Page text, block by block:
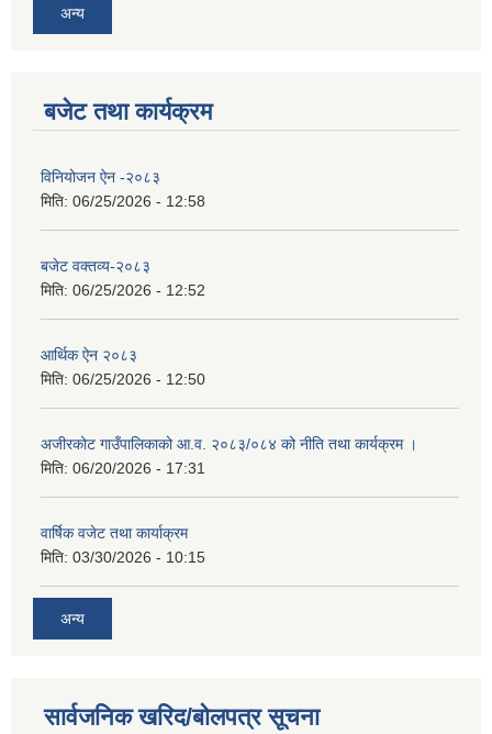
अन्य
बजेट तथा कार्यक्रम
विनियोजन ऐन -२०८३
मिति: 06/25/2026 - 12:58
बजेट वक्तव्य-२०८३
मिति: 06/25/2026 - 12:52
आर्थिक ऐन २०८३
मिति: 06/25/2026 - 12:50
अजीरकोट गाउँपालिकाको आ.व. २०८३/०८४ को नीति तथा कार्यक्रम ।
मिति: 06/20/2026 - 17:31
वार्षिक वजेट तथा कार्याक्रम
मिति: 03/30/2026 - 10:15
अन्य
सार्वजनिक खरिद/बोलपत्र सूचना